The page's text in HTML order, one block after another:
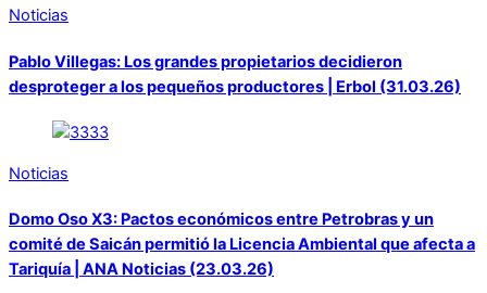
Noticias
Pablo Villegas: Los grandes propietarios decidieron
desproteger a los pequeños productores | Erbol (31.03.26)
Noticias
Domo Oso X3: Pactos económicos entre Petrobras y un
comité de Saicán permitió la Licencia Ambiental que afecta a
Tariquía | ANA Noticias (23.03.26)